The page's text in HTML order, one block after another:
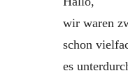
wir waren
schon
es